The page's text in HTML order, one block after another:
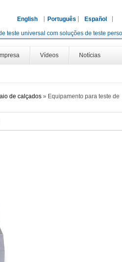
English Português Español
teste universal com soluções de teste
Vídeos Notícias
de calçados » Equipamento para teste de